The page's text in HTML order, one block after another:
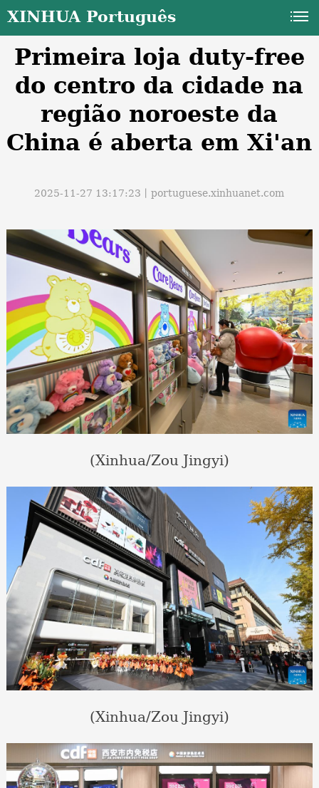
XINHUA Português
Primeira loja duty-free
do centro da cidade na
região noroeste da
China é aberta em Xi'an
2025-11-27 13:17:23丨portuguese.xinhuanet.com
(Xinhua/Zou Jingyi)
(Xinhua/Zou Jingyi)